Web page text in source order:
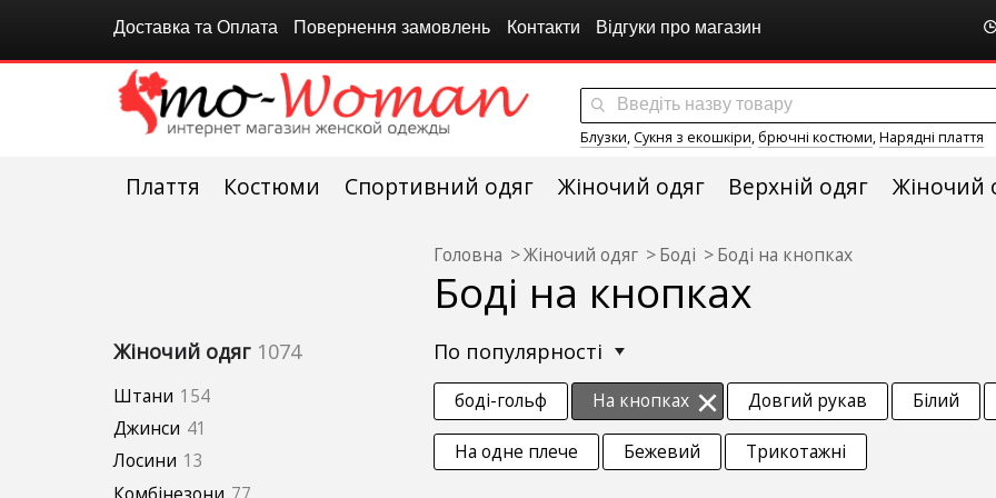
Доставка та Оплата Повернення замовлень Контакти Відгуки про магазин
Блузки, Сукня з екошкіри, брючні костюми,Нарядні плаття
Плаття Костюми Спортивний одяг Жіночий одяг Верхній одяг Жіночий
Головна Жіночий одяг Боді Боді на кнопках
Боді на кнопках
Жіночий одяг 1074
Штани 154
Джинси 41
Лосини 13
Комбінезони 77
по популярності
боді-гольф На кнопках Довгий рукав Білий
На одне плече Бежевий Трикотажні